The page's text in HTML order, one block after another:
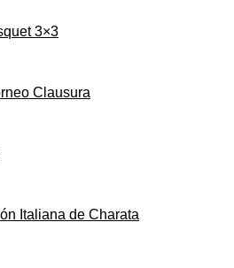
3×3
Clausura
Italiana de Charata